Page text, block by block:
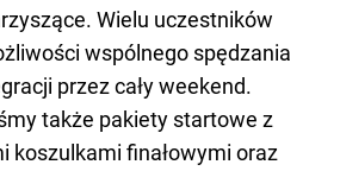
Wielu uczestników
wspólnego spędzania
przez cały weekend.
także pakiety startowe z
koszulkami finałowymi oraz